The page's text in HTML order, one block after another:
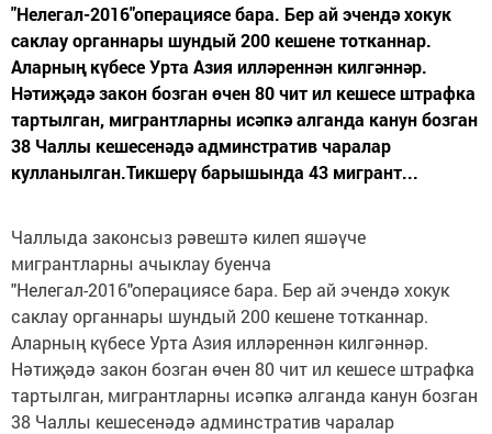
"Нелегал-2016"операциясе бара. Бер ай эчендә хокук
саклау органнары шундый 200 кешене тотканнар.
Аларның күбесе Урта Азия илләреннән килгәннәр.
Нәтиҗәдә закон бозган өчен 80 чит ил кешесе штрафка
тартылган, мигрантларны исәпкә алганда канун бозган
38 Чаллы кешесенәдә админстратив чаралар
кулланылган.Тикшерү барышында 43 мигрант...
Чаллыда законсыз рәвештә килеп яшәүче
мигрантларны ачыклау буенча
"Нелегал-2016"операциясе бара. Бер ай эчендә хокук
саклау органнары шундый 200 кешене тотканнар.
Аларның күбесе Урта Азия илләреннән килгәннәр.
Нәтиҗәдә закон бозган өчен 80 чит ил кешесе штрафка
тартылган, мигрантларны исәпкә алганда канун бозган
38 Чаллы кешесенәдә админстратив чаралар